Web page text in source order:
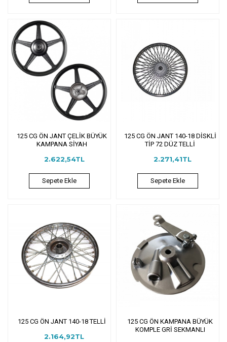
125 CG ÖN JANT ÇELİK BÜYÜK
KAMPANA SİYAH
2.622,54TL
Sepete Ekle
125 CG ÖN JANT 140-18 DİSKLİ
TİP 72 DÜZ TELLİ
2.271,41TL
Sepete Ekle
125 CG ÖN JANT 140-18 TELLİ
2.164,92TL
125 CG ÖN KAMPANA BÜYÜK
KOMPLE GRİ SEKMANLI